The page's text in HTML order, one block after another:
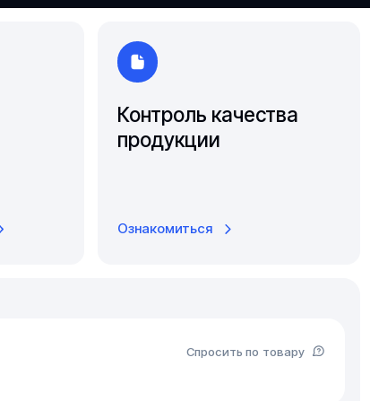
Ярославль
Контроль качества
продукции
Ознакомиться
Спросить по товару